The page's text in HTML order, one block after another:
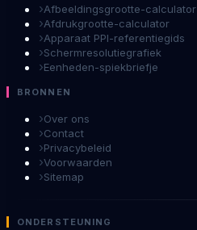
›Afbeeldingsgrootte-calculator
›Afdrukgrootte-calculator
›Apparaat PPI-referentiegids
›Schermresolutiegrafiek
›Eenheden-spiekbriefje
BRONNEN
›Over ons
›Contact
›Privacybeleid
›Voorwaarden
›Sitemap
ONDERSTEUNING